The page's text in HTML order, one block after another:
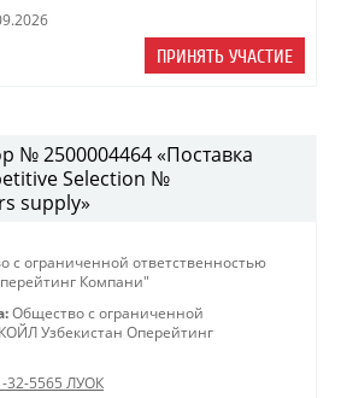
ПРИНЯТЬ УЧАСТИЕ
№ 2500004464 «Поставка
Selection №
supply»
с ограниченной ответственностью
Компани"
Общество с ограниченной
Узбекистан Оперейтинг
32-5565 ЛУОК